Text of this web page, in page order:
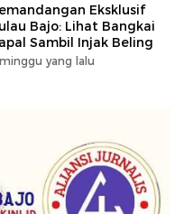
Eksklusif
Bajo: Lihat Bangkai
Sambil Injak Beling
yang lalu